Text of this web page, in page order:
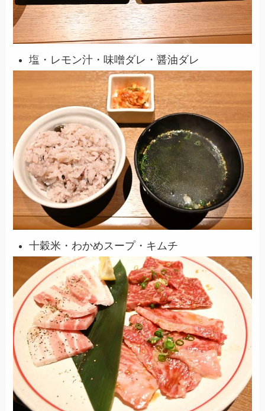
塩・レモン汁・味噌ダレ・醤油ダレ
十穀米・わかめスープ・キムチ